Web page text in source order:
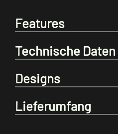
Features
Technische Daten
Designs
Lieferumfang